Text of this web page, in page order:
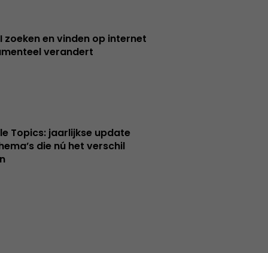
zoeken en vinden op internet
verandert
Topics: jaarlijkse update
die nú het verschil